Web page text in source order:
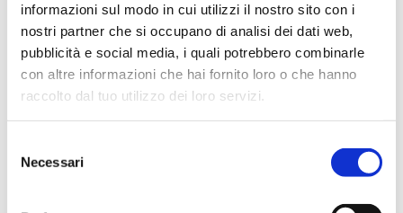
informazioni sul modo in cui utilizzi il nostro sito con i
nostri partner che si occupano di analisi dei dati web,
pubblicità e social media, i quali potrebbero combinarle
con altre informazioni che hai fornito loro o che hanno
raccolto dal tuo utilizzo dei loro servizi.
delNecessari
capacità di offrire nuovi prodotti e servizi finanziari e di
migliorare la customer experience di una clientela sempre più
evoluta ed esigente, attraverso soluzioni digitali finalizzate a
efficientare i processi interni.
Partendo da questa analisi di contesto e considerando sia i
le digital technologies stanno determinando sui business
models delle banche.